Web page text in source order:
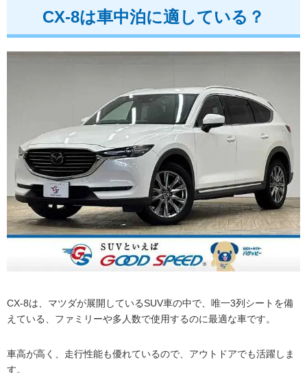
CX-8は車中泊に適している？
CX-8は、マツダが展開しているSUV車の中で、唯一3列シートを備
えている、ファミリーや多人数で使用するのに最適な車です。
車高が高く、走行性能も優れているので、アウトドアでも活躍しま
す。